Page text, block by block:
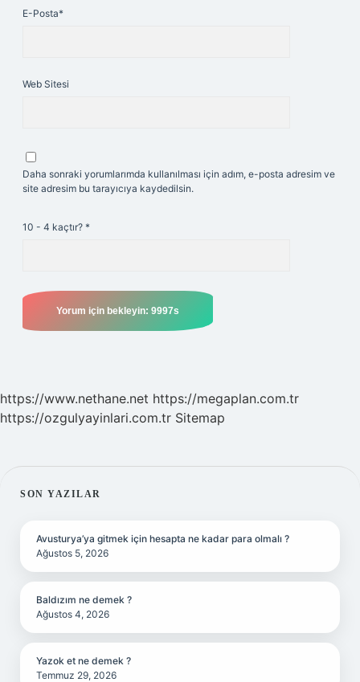
E-Posta*
Web Sitesi
Daha sonraki yorumlarımda kullanılması için adım, e-posta adresim ve
site adresim bu tarayıcıya kaydedilsin.
10 - 4 kaçtır? *
https://www.nethane.net https://megaplan.com.tr
https://ozgulyayinlari.com.tr Sitemap
SIDEBAR
SON YAZILAR
Avusturya’ya gitmek için hesapta ne kadar para olmalı ?
Ağustos 5, 2026
Baldızım ne demek ?
Ağustos 4, 2026
Yazok et ne demek ?
Temmuz 29, 2026